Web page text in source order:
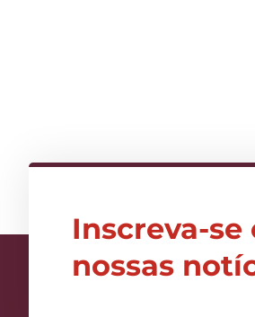
Inscreva-se
nossas